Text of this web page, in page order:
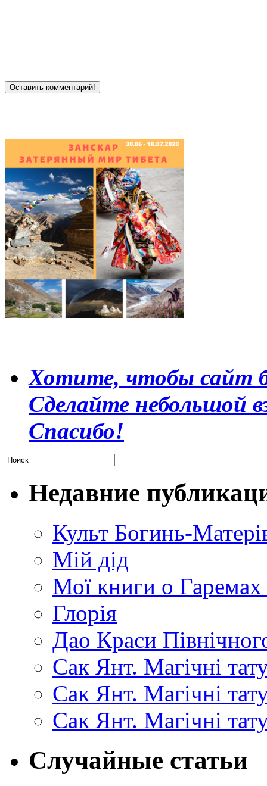
Хотите, чтобы сайт
Сделайте небольшой
Спасибо!
Недавние
Культ Богинь-
Мій дід
Мої книги о
Глорія
Дао Краси
Сак Янт. Магічні
Сак Янт. Магічні
Сак Янт. Магічні
Случайные статьи